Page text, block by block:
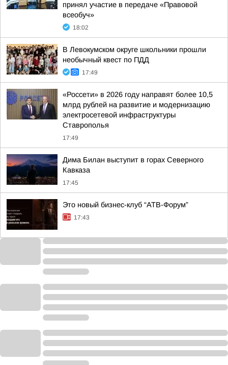
принял участие в передаче «Правовой
всеобуч»
18:02
В Левокумском округе школьники прошли
необычный квест по ПДД
17:49
«Россети» в 2026 году направят более 10,5
млрд рублей на развитие и модернизацию
электросетевой инфраструктуры
Ставрополья
17:49
Дима Билан выступит в горах Северного
Кавказа
17:45
Это новый бизнес-клуб “АТВ-Форум”
17:43